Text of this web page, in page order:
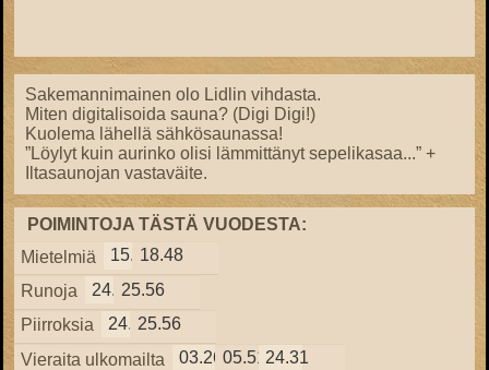
Sakemannimainen olo Lidlin vihdasta.
Miten digitalisoida sauna? (Digi Digi!)
Kuolema lähellä sähkösaunassa!
”Löylyt kuin aurinko olisi lämmittänyt sepelikasaa...” +
Iltasaunojan vastaväite.
POIMINTOJA TÄSTÄ VUODESTA:
Mietelmiä
15.5718.48
Runoja
24.3825.56
Piirroksia
24.3825.56
Vieraita ulkomailta
03.2605.51 24.31